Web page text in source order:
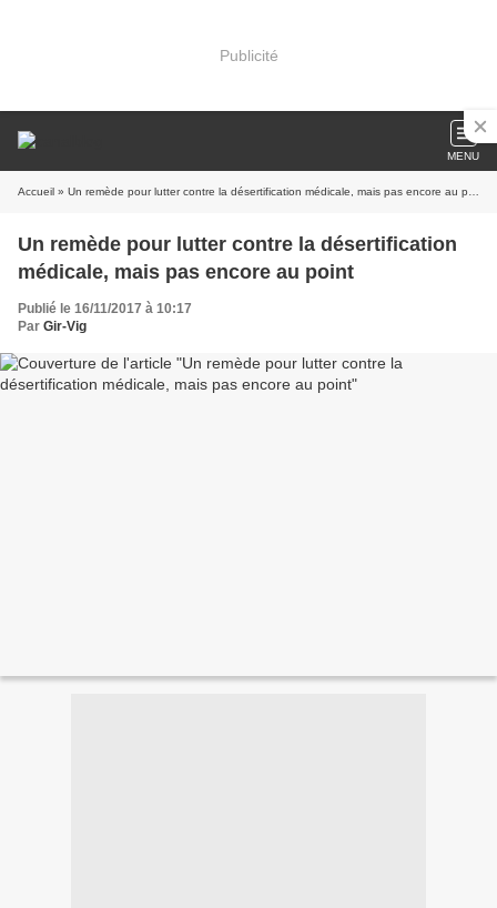
Publicité
MENU
Accueil » Un remède pour lutter contre la désertification médicale, mais pas encore au point
Un remède pour lutter contre la désertification
médicale, mais pas encore au point
Publié le 16/11/2017 à 10:17
Par Gir-Vig